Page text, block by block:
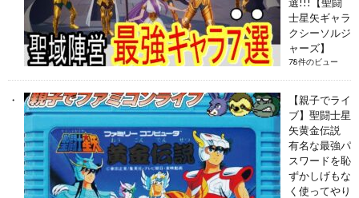
士星矢ギャラ
クシーソルジ
ャーズ】
78件のビュー
【親子でライ
ブ】聖闘士星
矢黄金伝説
有名な最強パ
スワードを恥
ずかしげもな
く使ってやり